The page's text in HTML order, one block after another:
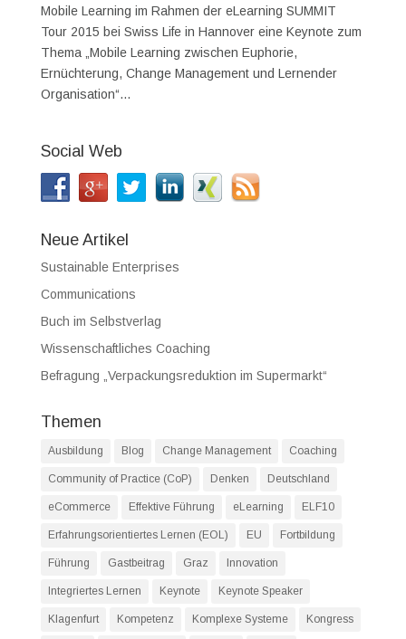
Mobile Learning im Rahmen der eLearning SUMMIT
Tour 2015 bei Swiss Life in Hannover eine Keynote zum
Thema „Mobile Learning zwischen Euphorie,
Ernüchterung, Change Management und Lernender
Organisation“...
Social Web
Neue Artikel
Sustainable Enterprises
Communications
Buch im Selbstverlag
Wissenschaftliches Coaching
Befragung „Verpackungsreduktion im Supermarkt“
Themen
Ausbildung Blog Change Management Coaching
Community of Practice (CoP) Denken Deutschland
eCommerce Effektive Führung eLearning ELF10
Erfahrungsorientiertes Lernen (EOL) EU Fortbildung
Führung Gastbeitrag Graz Innovation
Integriertes Lernen Keynote Keynote Speaker
Klagenfurt Kompetenz Komplexe Systeme Kongress